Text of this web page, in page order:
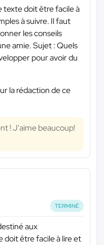
texte doit être facile à
à suivre. Il faut
les conseils
amie. Sujet : Quels
pour avoir du
la rédaction de ce
! J'aime beaucoup!
TERMINÉ
aux
doit être facile à lire et